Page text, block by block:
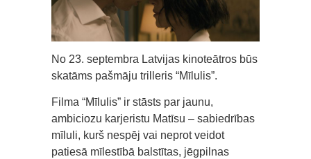
No 23. septembra Latvijas kinoteātros būs
skatāms pašmāju trilleris “Mīlulis”.
Filma “Mīlulis” ir stāsts par jaunu,
ambiciozu karjeristu Matīsu – sabiedrības
mīluli, kurš nespēj vai neprot veidot
patiesā mīlestībā balstītas, jēgpilnas